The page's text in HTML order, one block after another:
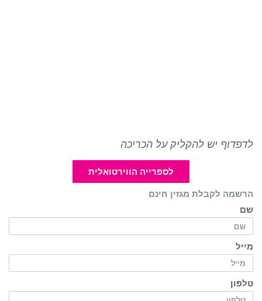
לדפדוף יש להקליק על הכריכה
לספרייה הווירטואלית
הרשמה לקבלת מגזין חינם
שם
מייל
טלפון